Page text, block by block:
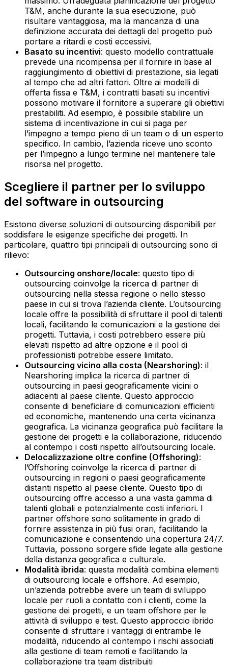
T&M, anche durante la sua esecuzione, può
risultare vantaggiosa, ma la mancanza di una
definizione accurata dei dettagli del progetto può
portare a ritardi e costi eccessivi.‍
Basato su incentivi: questo modello contrattuale
prevede una ricompensa per il fornire in base al
raggiungimento di obiettivi di prestazione, sia legati
al tempo che ad altri fattori. Oltre ai modelli di
offerta fissa e T&M, i contratti basati su incentivi
possono motivare il fornitore a superare gli obiettivi
prestabiliti. Ad esempio, è possibile stabilire un
sistema di incentivazione in cui si paga per
l’impegno a tempo pieno di un team o di un esperto
specifico. In cambio, l’azienda riceve uno sconto
per l’impegno a lungo termine nel mantenere tale
risorsa nel progetto.
Scegliere il partner per lo sviluppo
del software in outsourcing
Esistono diverse soluzioni di outsourcing disponibili per
soddisfare le esigenze specifiche dei progetti. In
particolare, quattro tipi principali di outsourcing sono di
rilievo:
Outsourcing onshore/locale: questo tipo di
outsourcing coinvolge la ricerca di partner di
outsourcing nella stessa regione o nello stesso
paese in cui si trova l’azienda cliente. L’outsourcing
locale offre la possibilità di sfruttare il pool di talenti
locali, facilitando le comunicazioni e la gestione dei
progetti. Tuttavia, i costi potrebbero essere più
elevati rispetto ad altre opzione e il pool di
professionisti potrebbe essere limitato.‍
Outsourcing vicino alla costa (Nearshoring): il
Nearshoring implica la ricerca di partner di
outsourcing in paesi geograficamente vicini o
adiacenti al paese cliente. Questo approccio
consente di beneficiare di comunicazioni efficienti
ed economiche, mantenendo una certa vicinanza
geografica. La vicinanza geografica può facilitare la
gestione dei progetti e la collaborazione, riducendo
al contempo i costi rispetto all’outsourcing locale.‍
Delocalizzazione oltre confine (Offshoring):
l’Offshoring coinvolge la ricerca di partner di
outsourcing in regioni o paesi geograficamente
distanti rispetto al paese cliente. Questo tipo di
outsourcing offre accesso a una vasta gamma di
talenti globali e potenzialmente costi inferiori. I
partner offshore sono solitamente in grado di
fornire assistenza in più fusi orari, facilitando la
comunicazione e consentendo una copertura 24/7.
Tuttavia, possono sorgere sfide legate alla gestione
della distanza geografica e culturale.‍
Modalità ibrida: questa modalità combina elementi
di outsourcing locale e offshore. Ad esempio,
un’azienda potrebbe avere un team di sviluppo
locale per ruoli a contatto con i clienti, come la
gestione dei progetti, e un team offshore per le
attività di sviluppo e test. Questo approccio ibrido
consente di sfruttare i vantaggi di entrambe le
modalità, riducendo al contempo i rischi associati
alla gestione di team remoti e facilitando la
collaborazione tra team distribuiti